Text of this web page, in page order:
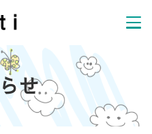
せ